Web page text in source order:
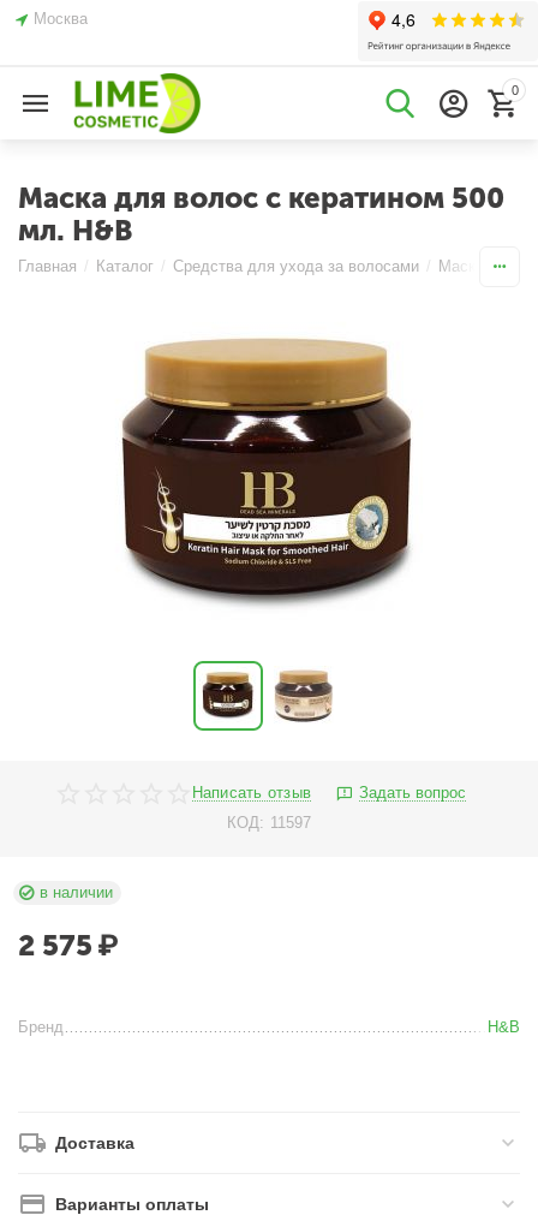
Москва
0
Маска для волос с кератином 500
мл. H&B
Главная / Каталог / Средства для ухода за волосами / Маски /
Написать отзыв
Задать вопрос
КОД: 11597
в наличии
2 575 ₽
Бренд H&B
Доставка
Варианты оплаты